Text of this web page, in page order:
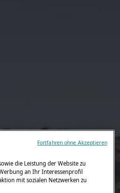
die Leistung der Website zu
an Ihr Interessenprofil
mit sozialen Netzwerken zu
Fortfahren ohne Akzeptieren